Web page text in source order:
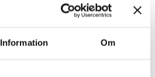
Information Om